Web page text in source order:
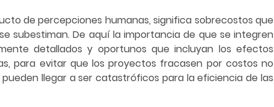
de percepciones humanas, significa sobrecostos que
subestiman. De aquí la importancia de que se integren
detallados y oportunos que incluyan los efectos
para evitar que los proyectos fracasen por costos no
llegar a ser catastróficos para la eficiencia de las